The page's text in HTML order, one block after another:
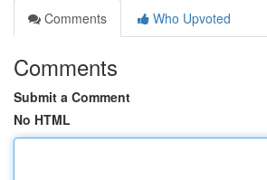
Comments
Who Upvoted
Comments
Submit a Comment
No HTML